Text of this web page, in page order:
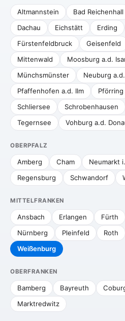
Altmannstein Bad Reichenhall
Dachau
Eichstätt Erding
Fürstenfeldbruck
Geisenfeld
Mittenwald
Moosburg a.d.
Münchsmünster
Neuburg
Pfaffenhofen a.d. Ilm
Pförring
Schliersee
Schrobenhausen
Tegernsee
Vohburg a.d.
OBERPFALZ
Amberg Cham Neumarkt
Regensburg
Schwandorf
MITTELFRANKEN
Ansbach Erlangen Fürth
Nürnberg
Pleinfeld Roth
Weißenburg
OBERFRANKEN
Bamberg Bayreuth
Marktredwitz